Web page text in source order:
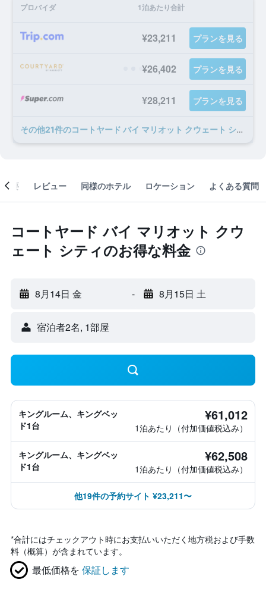
プロバイダ 1泊あたり合計
¥23,211 プランを見る
¥26,402 プランを見る
¥28,211 プランを見る
​その他21​件のコートヤード バイ マリオット クウェート シティのオファー
概要 レビュー 同様のホテル ロケーション よくある質問
コートヤード バイ マリオット クウ
ェート シティのお得な料金
8月14日 金 - 8月15日 土
宿泊者2名, 1​部屋
キングルーム、キングベッ
ド1台
¥61,012
1泊あたり（付加価値税込み）
キングルーム、キングベッ
ド1台
¥62,508
1泊あたり（付加価値税込み）
他19件の予約サイト ¥23,211〜
*合計にはチェックアウト時にお支払いいただく地方税および手数
料（概算）が含まれています。
最低価格を 保証します